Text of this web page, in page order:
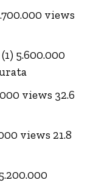
views
5.600.000
views 32.6
views 21.8